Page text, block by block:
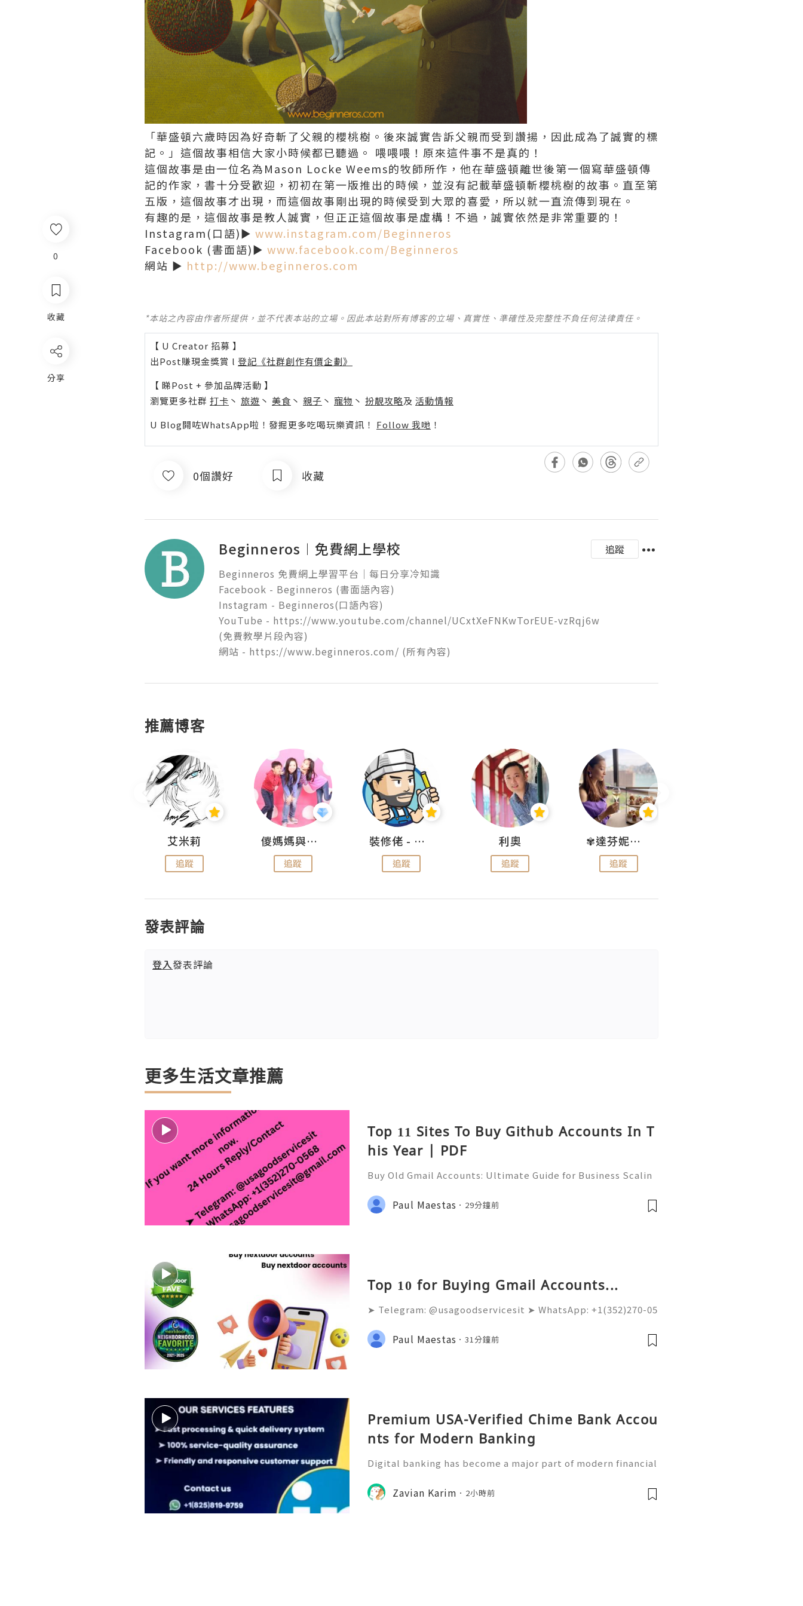
0
收藏
分享
「華盛頓六歲時因為好奇斬了父親的櫻桃樹。後來誠實告訴父親而受到讚揚，因此成為了誠實的標
記。」這個故事相信大家小時候都已聽過。 喂喂喂！原來這件事不是真的！
這個故事是由一位名為Mason Locke Weems的牧師所作，他在華盛頓離世後第一個寫華盛頓傳
記的作家，書十分受歡迎，初初在第一版推出的時候，並沒有記載華盛頓斬櫻桃樹的故事。直至第
五版，這個故事才出現，而這個故事剛出現的時候受到大眾的喜愛，所以就一直流傳到現在。
有趣的是，這個故事是教人誠實，但正正這個故事是虛構！不過，誠實依然是非常重要的！
Instagram(口語)► www.instagram.com/Beginneros
Facebook (書面語)► www.facebook.com/Beginneros
網站 ► http://www.beginneros.com
*本站之內容由作者所提供，並不代表本站的立場。因此本站對所有博客的立場、真實性、準確性及完整性不負任何法律責任。
【 U Creator 招募 】
出Post賺現金獎賞 l 登記《社群創作有價企劃》
【 睇Post + 參加品牌活動 】
瀏覽更多社群 打卡 丶 旅遊 丶 美食 丶 親子 丶 寵物 丶 扮靚攻略及 活動情報
U Blog開咗WhatsApp啦！發掘更多吃喝玩樂資訊！ Follow 我哋 ！
0個讚好 收藏
Beginneros︱免費網上學校
追蹤
Beginneros 免費網上學習平台｜每日分享冷知識
Facebook - Beginneros (書面語內容)
Instagram - Beginneros(口語內容)
YouTube - https://www.youtube.com/channel/UCxtXeFNKwTorEUE-vzRqj6w
(免費教學片段內容)
網站 - https://www.beginneros.com/ (所有內容)
推薦博客
艾米莉
追蹤
儍媽媽與兩隻小魔怪之家
追蹤
裝修佬 - 香港一站式網上裝修平台
追蹤
利奧
追蹤
✾達芬妮•愛孩子•愛生活✾
追蹤
發表評論
登入發表評論
更多生活文章推薦
Top 11 Sites To Buy Github Accounts In T
his Year | PDF
Buy Old Gmail Accounts: Ultimate Guide for Business Scalin
hatsApp: +1(352)270-0568 ➤ Email: usagoodservicesit@gmai
l.co Meta Description: Looking
Paul Maestas 29分鐘前
Top 10 for Buying Gmail Accounts...
➤ Telegram: @usagoodservicesit ➤ WhatsApp: +1(352)270-05
lters analyze the age and reputation of sending domains and
accounts. Fresh accounts sen
Paul Maestas 31分鐘前
Premium USA-Verified Chime Bank Accou
nts for Modern Banking
Digital banking has become a major part of modern financial
ckly and conveniently from their mobile devices. With the g
rowth of online financia
Zavian Karim 2小時前